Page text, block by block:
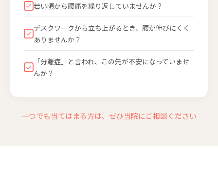
若い頃から腰痛を繰り返していませんか？
デスクワークから立ち上がるとき、腰が伸びにくく
ありませんか？
「分離症」と言われ、この先が不安になっていませ
んか？
一つでも当てはまる方は、ぜひ当院にご相談ください